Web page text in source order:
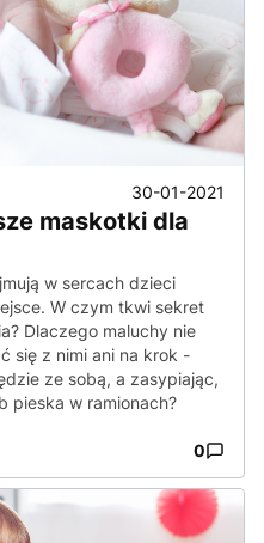
30-01-2021
maskotki dla
w sercach dzieci
W czym tkwi sekret
Dlaczego maluchy nie
się z nimi ani na krok -
ze sobą, a zasypiając,
pieska w ramionach?
0